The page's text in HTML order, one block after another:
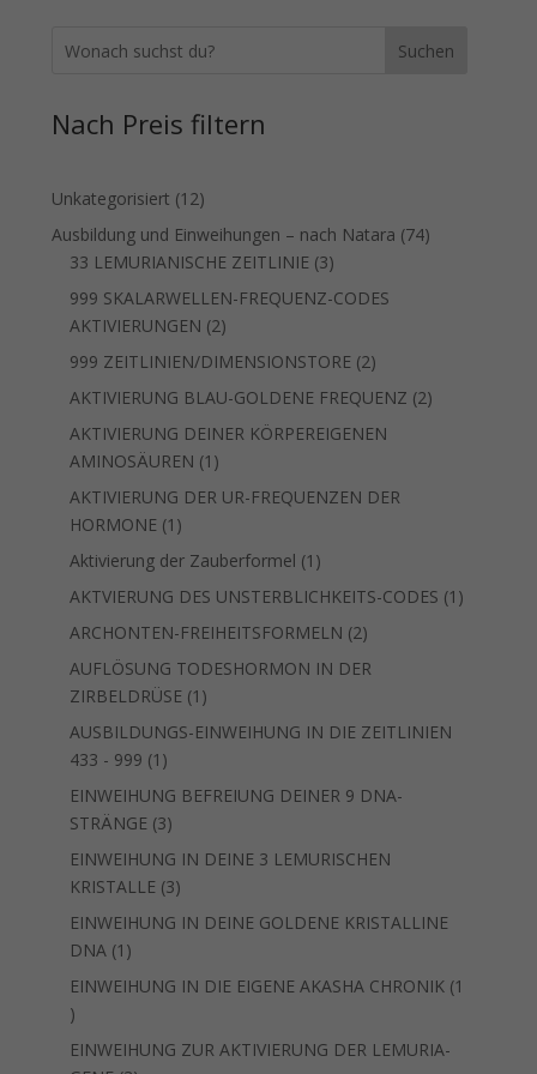
Suchen
Nach Preis filtern
Unkategorisiert 1212
Produkte
Ausbildung und Einweihungen – nach Natara 7474
33 LEMURIANISCHE ZEITLINIE 33
Produkte
999 SKALARWELLEN-FREQUENZ-CODES
AKTIVIERUNGEN 22
Produkte
999 ZEITLINIEN/DIMENSIONSTORE 22
Produkte
AKTIVIERUNG BLAU-GOLDENE FREQUENZ 22
AKTIVIERUNG DEINER KÖRPEREIGENEN
AMINOSÄUREN 1 1
Produkt
AKTIVIERUNG DER UR-FREQUENZEN DER
HORMONE 1 1
Produkt
Aktivierung der Zauberformel 1 1
Produkt
AKTVIERUNG DES UNSTERBLICHKEITS-CODES 1 1
ARCHONTEN-FREIHEITSFORMELN 22
Produkte
AUFLÖSUNG TODESHORMON IN DER
ZIRBELDRÜSE 1 1
Produkt
AUSBILDUNGS-EINWEIHUNG IN DIE ZEITLINIEN
433 - 999 1 1
Produkt
EINWEIHUNG BEFREIUNG DEINER 9 DNA-
STRÄNGE 33
Produkte
EINWEIHUNG IN DEINE 3 LEMURISCHEN
KRISTALLE 33
Produkte
EINWEIHUNG IN DEINE GOLDENE KRISTALLINE
DNA 1 1
Produkt
EINWEIHUNG IN DIE EIGENE AKASHA CHRONIK 1
1
Produkt
EINWEIHUNG ZUR AKTIVIERUNG DER LEMURIA-